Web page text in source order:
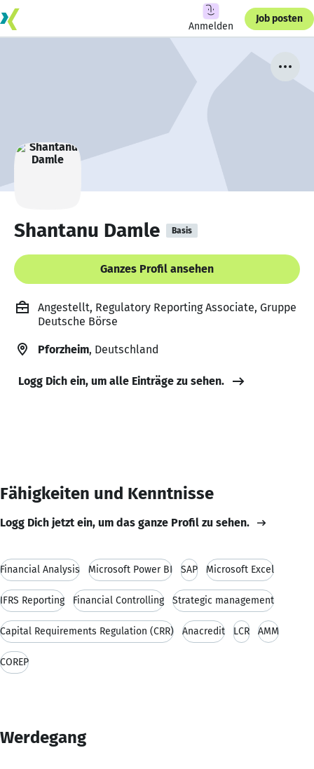
Anmelden
Job posten
Shantanu Damle Basis
Ganzes Profil ansehen
Angestellt, Regulatory Reporting Associate, Gruppe
Deutsche Börse
Pforzheim, Deutschland
Logg Dich ein, um alle Einträge zu sehen.
Fähigkeiten und Kenntnisse
Logg Dich jetzt ein, um das ganze Profil zu sehen.
Financial Analysis Microsoft Power BI SAP Microsoft Excel
IFRS Reporting Financial Controlling Strategic management
Capital Requirements Regulation (CRR) Anacredit LCR AMM
COREP
Werdegang